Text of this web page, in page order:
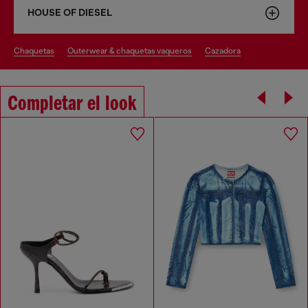
HOUSE OF DIESEL
chaquetas outerwear & chaquetas vaqueros cazadora
Completar el look